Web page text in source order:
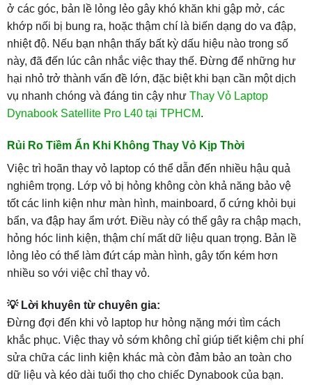
ở các góc, bản lề lỏng lẻo gây khó khăn khi gập mở, các
khớp nối bị bung ra, hoặc thậm chí là biến dạng do va đập,
nhiệt độ. Nếu bạn nhận thấy bất kỳ dấu hiệu nào trong số
này, đã đến lúc cân nhắc việc thay thế. Đừng để những hư
hại nhỏ trở thành vấn đề lớn, đặc biệt khi bạn cần một dịch
vụ nhanh chóng và đáng tin cậy như Thay Vỏ Laptop
Dynabook Satellite Pro L40 tại TPHCM.
Rủi Ro Tiềm Ẩn Khi Không Thay Vỏ Kịp Thời
Việc trì hoãn thay vỏ laptop có thể dẫn đến nhiều hậu quả
nghiêm trọng. Lớp vỏ bị hỏng không còn khả năng bảo vệ
tốt các linh kiện như màn hình, mainboard, ổ cứng khỏi bụi
bẩn, va đập hay ẩm ướt. Điều này có thể gây ra chập mạch,
hỏng hóc linh kiện, thậm chí mất dữ liệu quan trọng. Bản lề
lỏng lẻo có thể làm đứt cáp màn hình, gây tốn kém hơn
nhiều so với việc chỉ thay vỏ.
💡 Lời khuyên từ chuyên gia:
Đừng đợi đến khi vỏ laptop hư hỏng nặng mới tìm cách
khắc phục. Việc thay vỏ sớm không chỉ giúp tiết kiệm chi phí
sửa chữa các linh kiện khác mà còn đảm bảo an toàn cho
dữ liệu và kéo dài tuổi thọ cho chiếc Dynabook của bạn.